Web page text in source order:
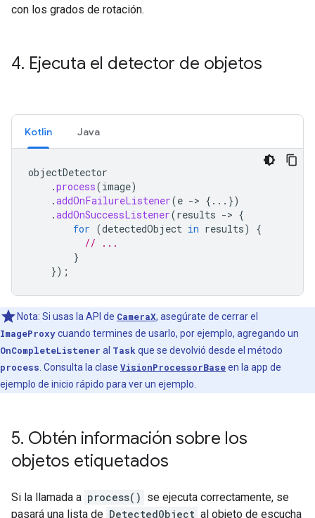
con los grados de rotación.
4. Ejecuta el detector de objetos
Kotlin Java
objectDetector
.process(image)
.addOnFailureListener(e -> {...})
.addOnSuccessListener(results -> {
for (detectedObject in results)
{
// ...
}
});
Nota: Si usas la API de CameraX, asegúrate de cerrar el
ImageProxycuando termines de usarlo, por ejemplo, agregando un
OnCompleteListener al Task que se devolvió desde el método
process . Consulta la clase VisionProcessorBaseen la app de
ejemplo de inicio rápido para ver un ejemplo.
5. Obtén información sobre los
objetos etiquetados
Si la llamada a process() se ejecuta correctamente, se
pasará una lista de DetectedObject al objeto de escucha